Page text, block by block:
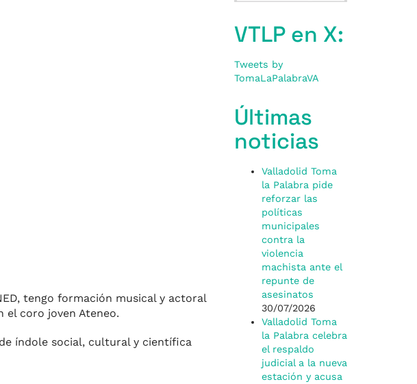
tengo formación musical y actoral
el coro joven Ateneo.
índole social, cultural y científica
VTLP en X:
Tweets by
TomaLaPalabraVA
Últimas
noticias
Valladolid Toma
la Palabra pide
reforzar las
políticas
municipales
contra la
violencia
machista ante el
repunte de
asesinatos
30/07/2026
Valladolid Toma
la Palabra celebra
el respaldo
judicial a la nueva
estación y acusa